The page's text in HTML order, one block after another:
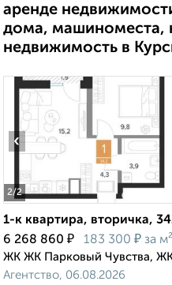
аренде
дома, машиноместа,
недвижимость в
2/2
‹
1-к квартира, вторичка,
6 268 860 ₽ 183 300 ₽ за м²
ЖК ЖК Парковый Чувства, ЖК
Агентство, 06.08.2026